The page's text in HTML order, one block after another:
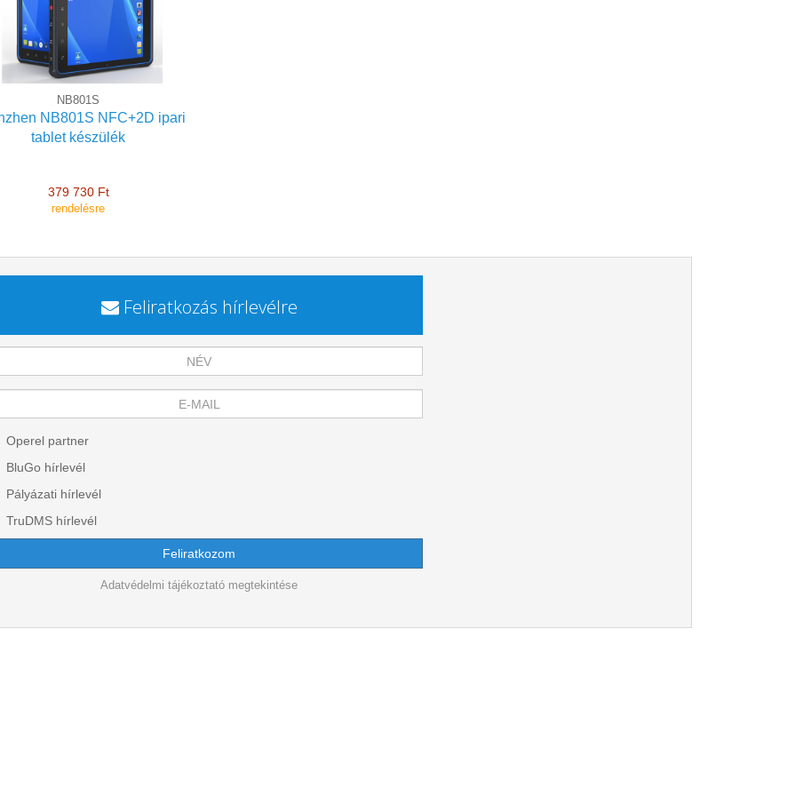
OS 10 ipari tablet
NB801S
NB801S NFC+2D ipari
tablet készülék
379 730 Ft
rendelésre
Feliratkozás hírlevélre
Operel partner
BluGo hírlevél
Pályázati hírlevél
TruDMS hírlevél
Feliratkozom
Adatvédelmi tájékoztató megtekintése